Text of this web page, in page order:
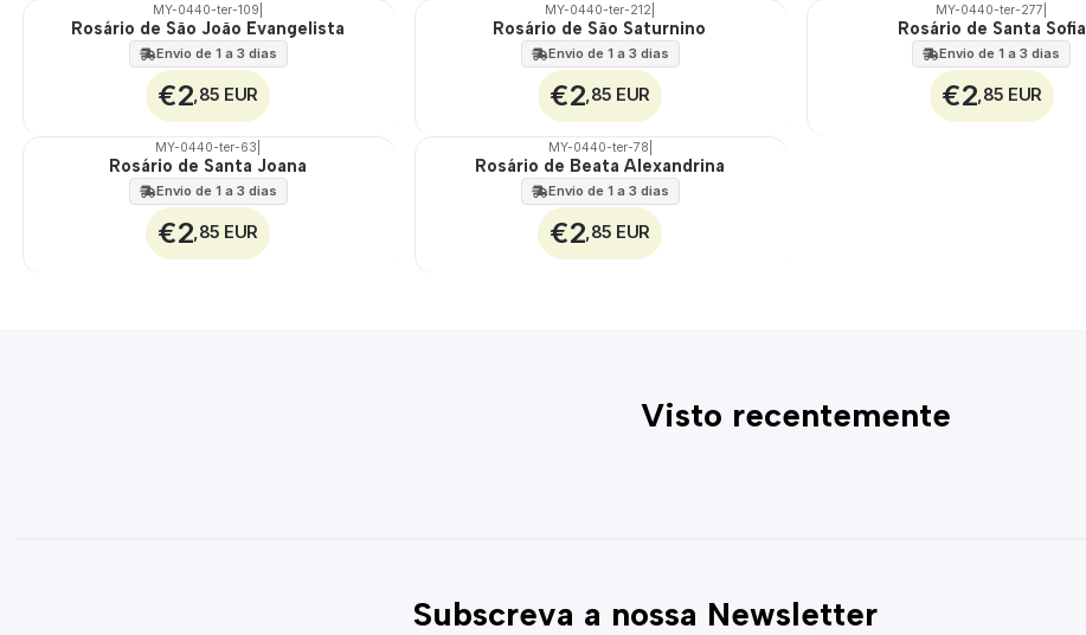
🇵🇹
MY-0440-ter-109
Rosário de São João Evangelista
Envio de 1 a 3 dias
€2 ,85 EUR
MY-0440-ter-212
Rosário de São Saturnino
Envio de 1 a 3 dias
€2 ,85 EUR
MY-0440-ter-277
Rosário de Santa Sofia
Envio de 1 a 3 dias
€2 ,85 EUR
MY-0440-ter-63
Rosário de Santa Joana
Envio de 1 a 3 dias
€2 ,85 EUR
MY-0440-ter-78
Rosário de Beata Alexandrina
Envio de 1 a 3 dias
€2 ,85 EUR
Visto recentemente
Subscreva a nossa Newsletter